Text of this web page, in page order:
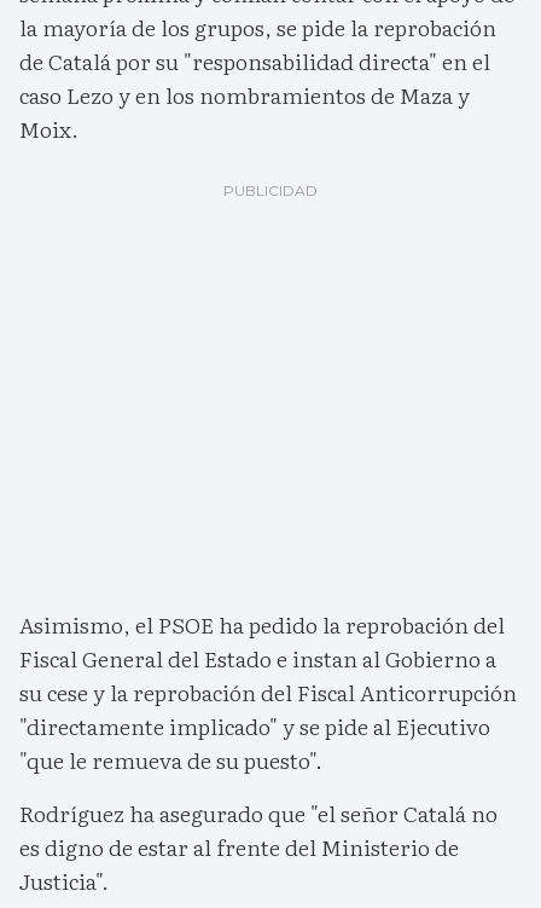
la mayoría de los grupos, se pide la reprobación
de Catalá por su "responsabilidad directa" en el
caso Lezo y en los nombramientos de Maza y
Moix.
Asimismo, el PSOE ha pedido la reprobación del
Fiscal General del Estado e instan al Gobierno a
su cese y la reprobación del Fiscal Anticorrupción
"directamente implicado" y se pide al Ejecutivo
"que le remueva de su puesto".
Rodríguez ha asegurado que "el señor Catalá no
es digno de estar al frente del Ministerio de
Justicia".